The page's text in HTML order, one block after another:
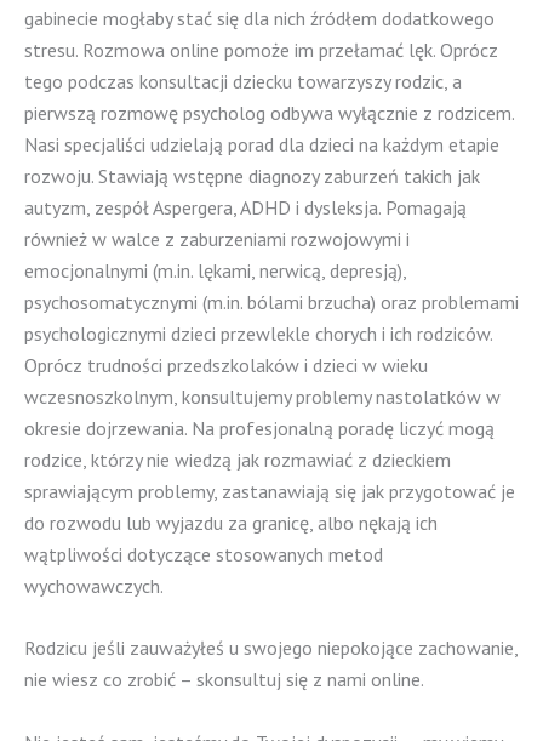
gabinecie mogłaby stać się dla nich źródłem dodatkowego
stresu. Rozmowa online pomoże im przełamać lęk. Oprócz
tego podczas konsultacji dziecku towarzyszy rodzic, a
pierwszą rozmowę psycholog odbywa wyłącznie z rodzicem.
Nasi specjaliści udzielają porad dla dzieci na każdym etapie
rozwoju. Stawiają wstępne diagnozy zaburzeń takich jak
autyzm, zespół Aspergera, ADHD i dysleksja. Pomagają
również w walce z zaburzeniami rozwojowymi i
emocjonalnymi (m.in. lękami, nerwicą, depresją),
psychosomatycznymi (m.in. bólami brzucha) oraz problemami
psychologicznymi dzieci przewlekle chorych i ich rodziców.
Oprócz trudności przedszkolaków i dzieci w wieku
wczesnoszkolnym, konsultujemy problemy nastolatków w
okresie dojrzewania. Na profesjonalną poradę liczyć mogą
rodzice, którzy nie wiedzą jak rozmawiać z dzieckiem
sprawiającym problemy, zastanawiają się jak przygotować je
do rozwodu lub wyjazdu za granicę, albo nękają ich
wątpliwości dotyczące stosowanych metod
wychowawczych.
Rodzicu jeśli zauważyłeś u swojego niepokojące zachowanie,
nie wiesz co zrobić – skonsultuj się z nami online.